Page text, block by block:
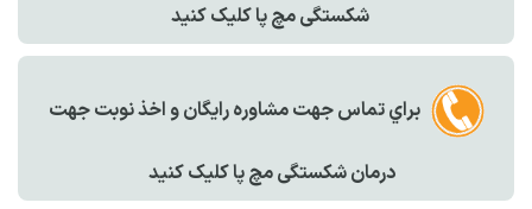
شکستگی مچ پا کليک کنيد
براي تماس جهت مشاوره رايگان و اخذ نوبت جهت
درمان شکستگی مچ پا کليک کنيد